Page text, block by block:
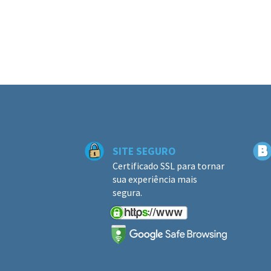
SITE SEGURO
Certificado SSL para tornar
sua experiência mais
segura.